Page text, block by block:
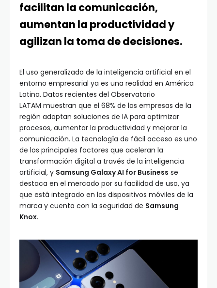
facilitan la comunicación,
aumentan la productividad y
agilizan la toma de decisiones.
El uso generalizado de la inteligencia artificial en el
entorno empresarial ya es una realidad en América
Latina. Datos recientes del Observatorio
LATAM muestran que el 68% de las empresas de la
región adoptan soluciones de IA para optimizar
procesos, aumentar la productividad y mejorar la
comunicación. La tecnología de fácil acceso es uno
de los principales factores que aceleran la
transformación digital a través de la inteligencia
artificial, y Samsung Galaxy AI for Business se
destaca en el mercado por su facilidad de uso, ya
que está integrado en los dispositivos móviles de la
marca y cuenta con la seguridad de Samsung
Knox.